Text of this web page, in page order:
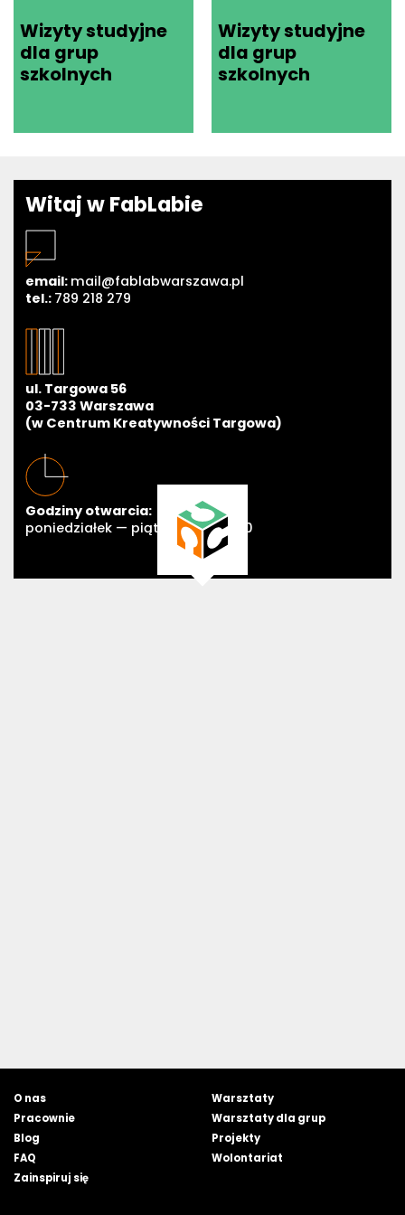
Wizyty studyjne
dla grup
szkolnych
Wizyty studyjne
dla grup
szkolnych
Witaj w FabLabie
email: mail@fablabwarszawa.pl
tel.: 789 218 279
ul. Targowa 56
03-733 Warszawa
(w Centrum Kreatywności Targowa)
Godziny otwarcia:
poniedziałek — piątek 11:00—19:00
O nas
Pracownie
Blog
FAQ
Zainspiruj się
Warsztaty
Warsztaty dla grup
Projekty
Wolontariat